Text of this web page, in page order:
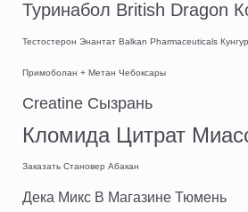
Туринабол British Dragon
Тестостерон Энантат Balkan Pharmaceuticals Кунгур
Примоболан + Метан Чебоксары
Creatine Сызрань
Кломида Цитрат
Заказать Становер Абакан
Дека Микс В Магазине Тюмень